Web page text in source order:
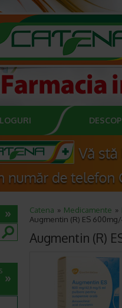
Catena Medicamente
Augmentin (R) ES
Augmentin (R)